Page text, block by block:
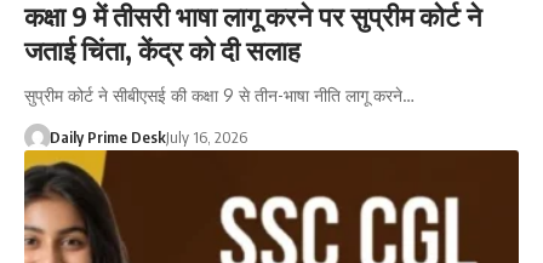
कक्षा 9 में तीसरी भाषा लागू करने पर सुप्रीम कोर्ट ने
जताई चिंता, केंद्र को दी सलाह
सुप्रीम कोर्ट ने सीबीएसई की कक्षा 9 से तीन-भाषा नीति लागू करने…
Daily Prime DeskJuly 16, 2026